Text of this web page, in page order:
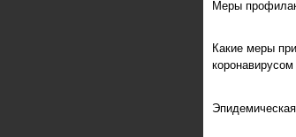
Меры
Какие меры
коронавирусом